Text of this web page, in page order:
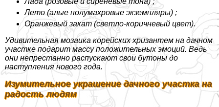
Лето (алые полумахровые экземпляры) ;
Оранжевый закат (светло-коричневый цвет).
Удивительная мозаика корейских хризантем на дачном
участке подарит массу положительных эмоций. Ведь
они непрестанно распускают свои бутоны до
наступления нового года.
Изумительное украшение дачного участка на
радость людям